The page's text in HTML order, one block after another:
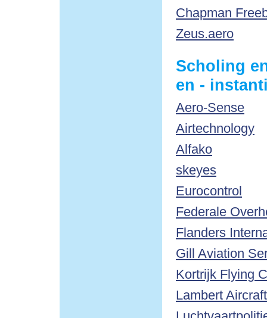
Chapman
Zeus.aero
Scholing
en -
Aero-Sense
Airtechnology
Alfako
skeyes
Eurocontrol
Federale
Flanders
Gill Aviation
Kortrijk Flying
Lambert